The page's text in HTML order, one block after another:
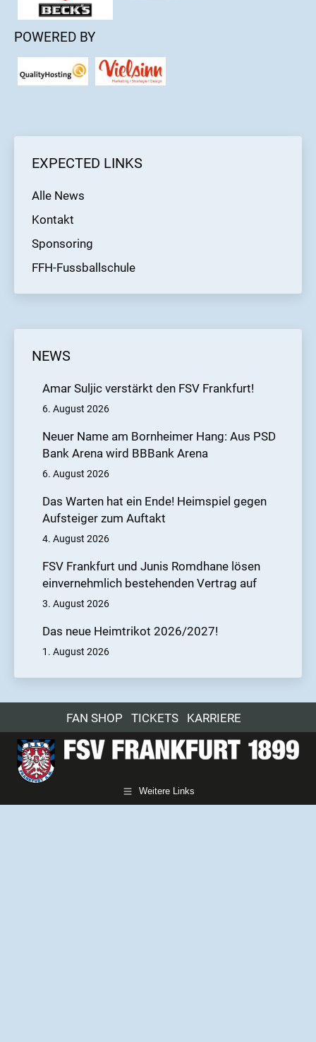
POWERED BY
EXPECTED LINKS
Alle News
Kontakt
Sponsoring
FFH-Fussballschule
NEWS
Amar Suljic verstärkt den FSV Frankfurt!
6. August 2026
Neuer Name am Bornheimer Hang: Aus PSD
Bank Arena wird BBBank Arena
6. August 2026
Das Warten hat ein Ende! Heimspiel gegen
Aufsteiger zum Auftakt
4. August 2026
FSV Frankfurt und Junis Romdhane lösen
einvernehmlich bestehenden Vertrag auf
3. August 2026
Das neue Heimtrikot 2026/2027!
1. August 2026
FAN SHOP TICKETS KARRIERE
Weitere Links